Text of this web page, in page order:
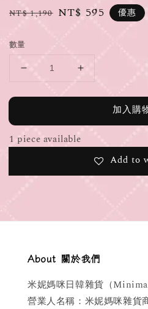
Regular
NT$ 1,190 Sale
NT$ 595 優惠
數量
加入購
1 piece available
Add to
About 關於我們
米妮媽咪日韓雜貨（
營業人名稱：米妮媽咪雜貨